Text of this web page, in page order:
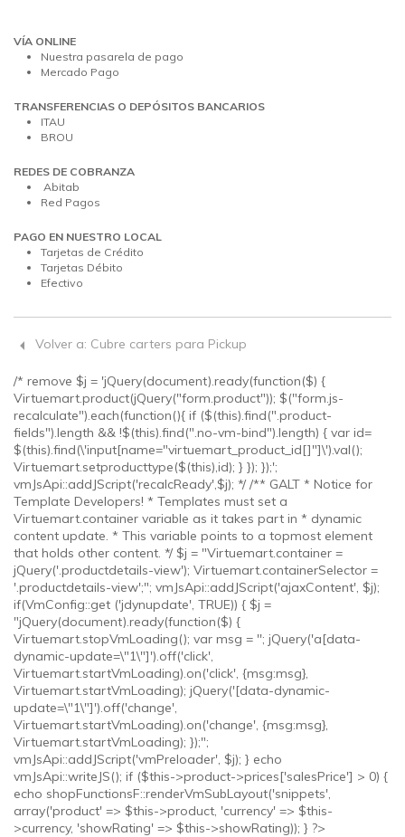
VÍA ONLINE
Nuestra pasarela de pago
Mercado Pago
TRANSFERENCIAS O DEPÓSITOS BANCARIOS
ITAU
BROU
REDES DE COBRANZA
Abitab
Red Pagos
PAGO EN NUESTRO LOCAL
Tarjetas de Crédito
Tarjetas Débito
Efectivo
Volver a: Cubre carters para Pickup
/* remove $j = 'jQuery(document).ready(function($) {
Virtuemart.product(jQuery("form.product")); $("form.js-
recalculate").each(function(){ if ($(this).find(".product-
fields").length && !$(this).find(".no-vm-bind").length) { var id=
$(this).find(\'input[name="virtuemart_product_id[]"]\').val();
Virtuemart.setproducttype($(this),id); } }); });';
vmJsApi::addJScript('recalcReady',$j); */ /** GALT * Notice for
Template Developers! * Templates must set a
Virtuemart.container variable as it takes part in * dynamic
content update. * This variable points to a topmost element
that holds other content. */ $j = "Virtuemart.container =
jQuery('.productdetails-view'); Virtuemart.containerSelector =
'.productdetails-view';"; vmJsApi::addJScript('ajaxContent', $j);
if(VmConfig::get ('jdynupdate', TRUE)) { $j =
"jQuery(document).ready(function($) {
Virtuemart.stopVmLoading(); var msg = ''; jQuery('a[data-
dynamic-update=\"1\"]').off('click',
Virtuemart.startVmLoading).on('click', {msg:msg},
Virtuemart.startVmLoading); jQuery('[data-dynamic-
update=\"1\"]').off('change',
Virtuemart.startVmLoading).on('change', {msg:msg},
Virtuemart.startVmLoading); });";
vmJsApi::addJScript('vmPreloader', $j); } echo
vmJsApi::writeJS(); if ($this->product->prices['salesPrice'] > 0) {
echo shopFunctionsF::renderVmSubLayout('snippets',
array('product' => $this->product, 'currency' => $this-
>currency, 'showRating' => $this->showRating)); } ?>